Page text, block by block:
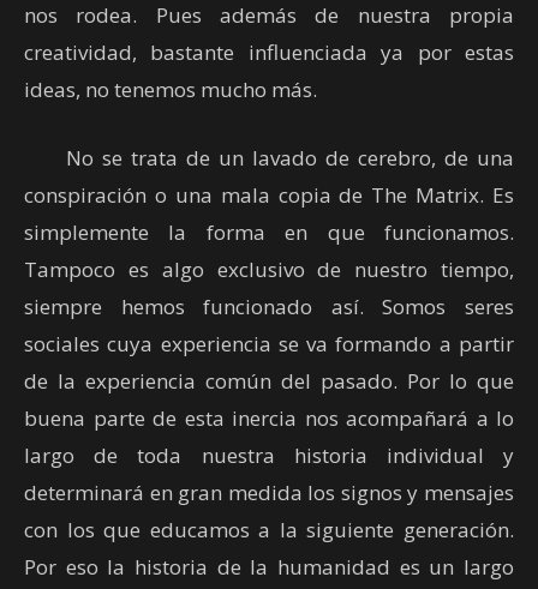
nos rodea. Pues además de nuestra propia
creatividad, bastante influenciada ya por estas
ideas, no tenemos mucho más.
No se trata de un lavado de cerebro, de una
conspiración o una mala copia de The Matrix. Es
simplemente la forma en que funcionamos.
Tampoco es algo exclusivo de nuestro tiempo,
siempre hemos funcionado así. Somos seres
sociales cuya experiencia se va formando a partir
de la experiencia común del pasado. Por lo que
buena parte de esta inercia nos acompañará a lo
largo de toda nuestra historia individual y
determinará en gran medida los signos y mensajes
con los que educamos a la siguiente generación.
Por eso la historia de la humanidad es un largo